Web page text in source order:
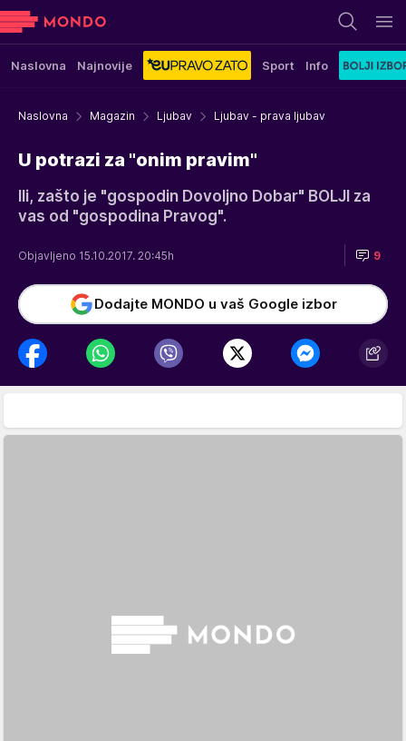
Naslovna Najnovije Sport Info
Naslovna Magazin Ljubav Ljubav - prava ljubav
U potrazi za "onim pravim"
Ili, zašto je "gospodin Dovoljno Dobar" BOLJI za
vas od "gospodina Pravog".
Objavljeno 15.10.2017. 20:45h 9
Dodajte MONDO u vaš Google izbor